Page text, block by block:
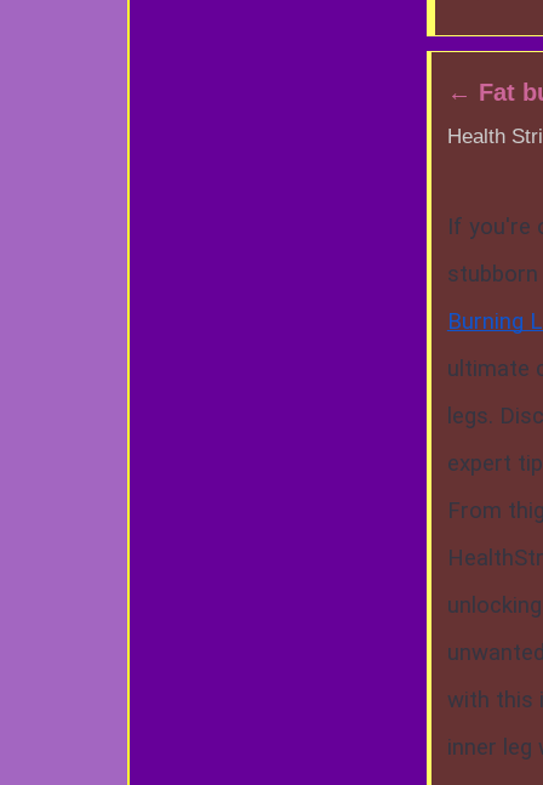
← Fat
Health
If you're
Burning
ultimate
legs.
expert
From
with this
inner leg